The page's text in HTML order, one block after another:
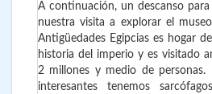
A continuación, un descanso para
nuestra visita a explorar el
Antigüedades Egipcias es hogar
historia del imperio y es visitado
2 millones y medio de personas.
interesantes tenemos